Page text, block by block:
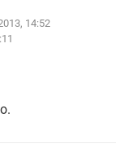
14:52